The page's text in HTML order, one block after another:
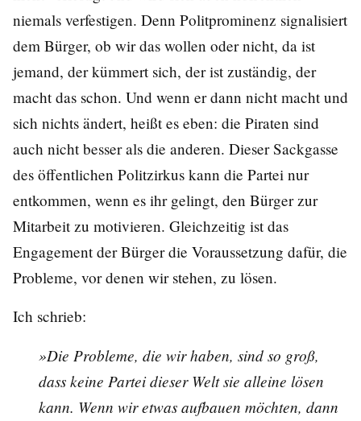
niemals verfestigen. Denn Politprominenz signalisiert
dem Bürger, ob wir das wollen oder nicht, da ist
jemand, der kümmert sich, der ist zuständig, der
macht das schon. Und wenn er dann nicht macht und
sich nichts ändert, heißt es eben: die Piraten sind
auch nicht besser als die anderen. Dieser Sackgasse
des öffentlichen Politzirkus kann die Partei nur
entkommen, wenn es ihr gelingt, den Bürger zur
Mitarbeit zu motivieren. Gleichzeitig ist das
Engagement der Bürger die Voraussetzung dafür, die
Probleme, vor denen wir stehen, zu lösen.
Ich schrieb:
»Die Probleme, die wir haben, sind so groß,
dass keine Partei dieser Welt sie alleine lösen
kann. Wenn wir etwas aufbauen möchten, dann